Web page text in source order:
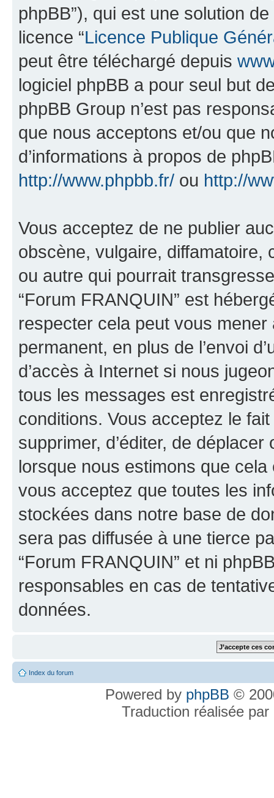
phpBB”), qui est une solution
licence “Licence Publique
peut être téléchargé depuis
logiciel phpBB a pour seul but
phpBB Group n’est pas
que nous acceptons et/ou que
d’informations à propos de
http://www.phpbb.fr/ ou http://
Vous acceptez de ne publier
obscène, vulgaire, diffamatoire,
ou autre qui pourrait
“Forum FRANQUIN” est
respecter cela peut vous
permanent, en plus de l’envoi
d’accès à Internet si nous
tous les messages est
conditions. Vous acceptez le
supprimer, d’éditer, de
lorsque nous estimons que cela
vous acceptez que toutes les
stockées dans notre base de
sera pas diffusée à une tierce
“Forum FRANQUIN” et ni
responsables en cas de
données.
Index du forum
Powered by phpBB ©
Traduction réalisée par